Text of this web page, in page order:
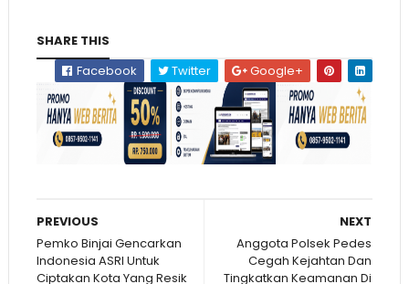
SHARE THIS
Facebook
Twitter Google+
NEXT
Anggota Polsek Pedes
Cegah Kejahtan Dan
Tingkatkan Keamanan Di
PREVIOUS
Pemko Binjai Gencarkan
Indonesia ASRI Untuk
Ciptakan Kota Yang Resik